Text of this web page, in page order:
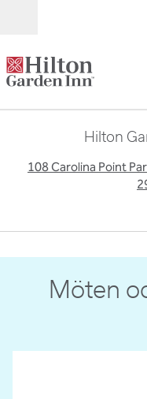
Hilton
108 Carolina Point
Möten